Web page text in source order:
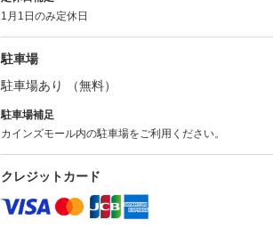
1月1日のみ定休日
駐車場
駐車場あり （無料）
駐車場補足
カインズモール内の駐車場をご利用ください。
クレジットカード